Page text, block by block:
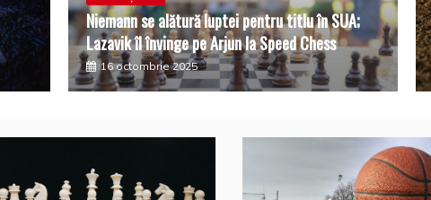
Niemann se alătură luptei pentru titlu în SUA;
Lazavik îl învinge pe Arjun la Speed Chess
16 octombrie 2025